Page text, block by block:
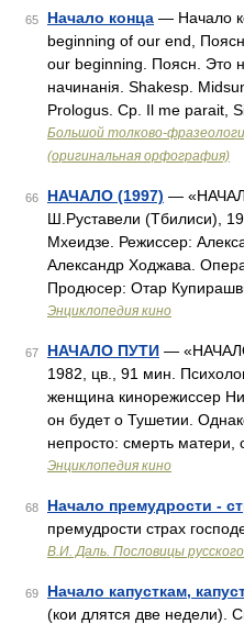
65 Начало конца — Начало
beginning of our end,
our beginning. Поясн. Это
начинанія. Shakesp.
Prologus. Ср. Il me parait,
Большой толково-
(оригинальная орфография)
66 НАЧАЛО (1997) —
Ш.Руставели (Тбилиси),
Мхеидзе. Режиссер:
Александр Ходжава.
Продюсер: Отар
Энциклопедия кино
67 НАЧАЛО ПУТИ —
1982, цв., 91 мин.
женщина кинорежиссер
он будет о Тушетии.
непросто: смерть матери,
Энциклопедия кино
68 Начало премудрости -
премудрости страх
В.И. Даль. Пословицы
69 Начало капусткам,
(кои длятся две